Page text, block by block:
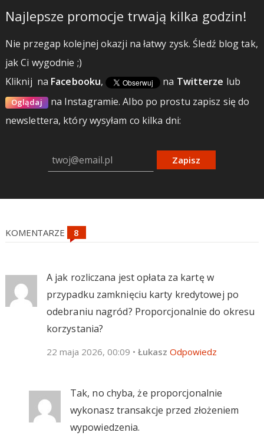
Najlepsze promocje trwają kilka godzin!
Nie przegap kolejnej okazji na łatwy zysk. Śledź blog tak,
jak Ci wygodnie ;)
Kliknij na Facebooku, na Twitterze lub
Oglądaj na Instagramie.Albo po prostu zapisz się do
newslettera, który wysyłam co kilka dni:
Zapisz
KOMENTARZE
A jak rozliczana jest opłata za kartę w
przypadku zamknięciu karty kredytowej po
odebraniu nagród? Proporcjonalnie do okresu
korzystania?
22 maja 2026, 00:09 • Łukasz Odpowiedz
Tak, no chyba, że proporcjonalnie
wykonasz transakcje przed złożeniem
wypowiedzenia.